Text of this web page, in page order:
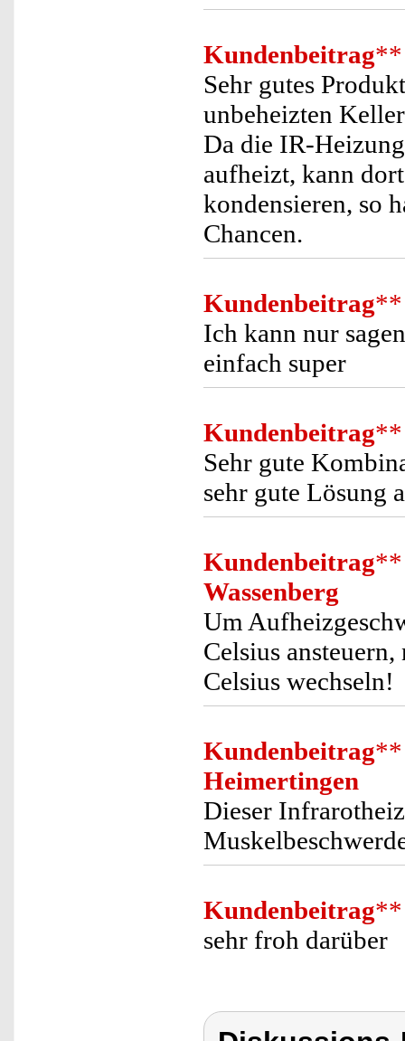
Kundenbeitrag**
Sehr gutes
unbeheizten
Da die IR-
aufheizt, kann
kondensieren, so
Chancen.
Kundenbeitrag**
Ich kann nur
einfach super
Kundenbeitrag**
Sehr gute
sehr gute Lösung
Kundenbeitrag**
Wassenberg
Um
Celsius
Celsius wechseln!
Kundenbeitrag**
Heimertingen
Dieser
Kundenbeitrag**
sehr froh darüber